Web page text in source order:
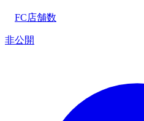
FC店舗数
非公開